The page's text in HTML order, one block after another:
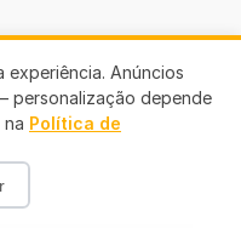
experiência. Anúncios
personalização depende
Política de